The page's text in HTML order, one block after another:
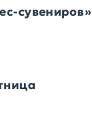
сувениров»